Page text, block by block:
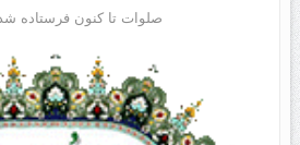
صلوات تا کنون فرستاده